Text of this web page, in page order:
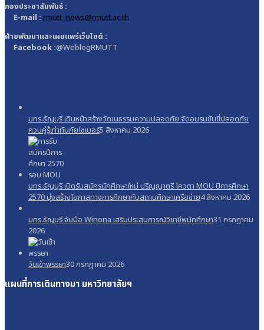
กองประชาสัมพันธ์ :
E-mail : rmutt_news@rmutt.ac.th
ฝ่ายพัฒนาและเผยแพร่เว็บไซต์ :
Facebook :@WeblogRMUTT
มทร.ธัญบุรี เดินหน้าสร้างวัฒนธรรมความปลอดภัย จัดอบรมขับขี่ปลอดภัย
ควบคู่รู้เท่าทันภัยไซเบอร์5 สิงหาคม 2026
มทร.ธัญบุรี เปิดรับสมัครนักศึกษาใหม่ ปริญญาตรี โควตา MOU ปีการศึกษา
2570 มุ่งสร้างโอกาสทางการศึกษากับสถานศึกษาเครือข่าย4 สิงหาคม 2026
มทร.ธัญบุรี จับมือ Winona เสริมประสบการณ์วิชาชีพนักศึกษา31 กรกฎาคม
2026
วันเข้าพรรษา30 กรกฎาคม 2026
แผนที่การเดินทางมา มหาวิทยาลัยฯ